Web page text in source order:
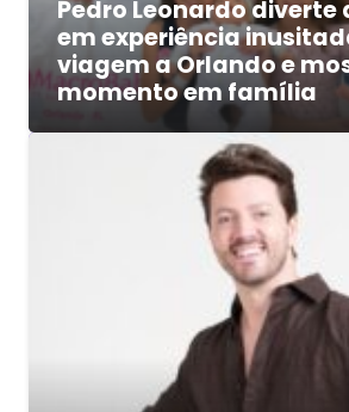
Pedro Leonardo diverte
em experiência
viagem a Orlando e
momento em família